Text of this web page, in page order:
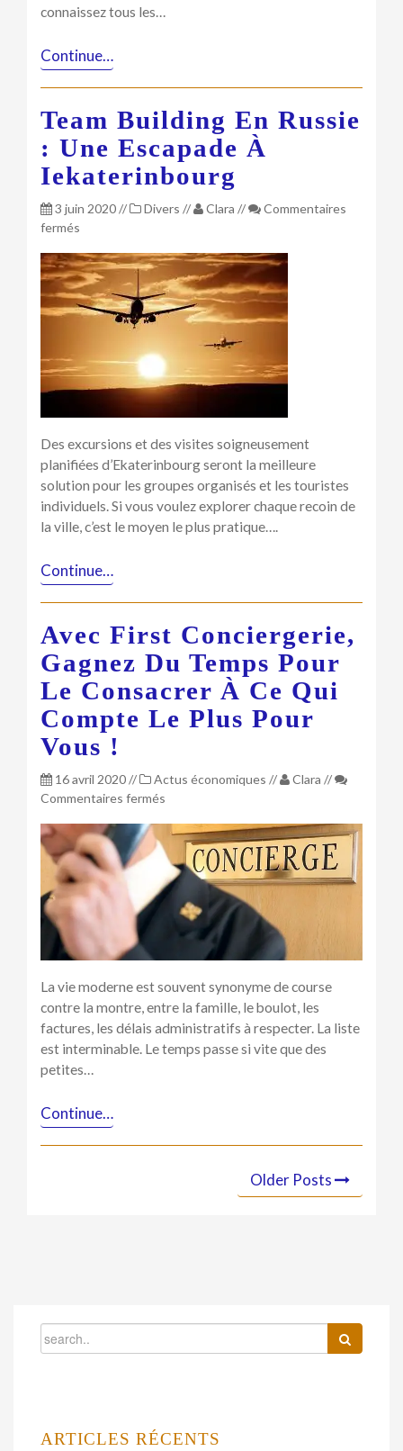
connaissez tous les…
Continue…
Team Building En Russie
: Une Escapade À
Iekaterinbourg
3 juin 2020// Divers // Clara //
Commentaires
fermés
building
en
Russie
:
escapade
à
Iekaterinbourg
Des excursions et des visites soigneusement
planifiées d’Ekaterinbourg seront la meilleure
solution pour les groupes organisés et les touristes
individuels. Si vous voulez explorer chaque recoin de
la ville, c’est le moyen le plus pratique….
Continue…
Avec First Conciergerie,
Gagnez Du Temps Pour
Le Consacrer À Ce Qui
Compte Le Plus Pour
Vous !
16 avril 2020// Actus économiques // Clara //
Commentaires fermés
First
Conciergerie,
gagnez
du
temps
pour
à
ce
qui
La vie moderne est souvent synonyme de course
contre la montre, entre la famille, le boulot, les
factures, les délais administratifs à respecter. La liste
est interminable. Le temps passe si vite que des
petites…
Continue…
Older Posts
ARTICLES RÉCENTS